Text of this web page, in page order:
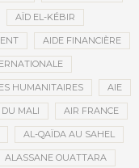
AÏD EL-KÉBIR
AIDE FINANCIÈRE
HUMANITAIRES AIE
DU MALI AIR FRANCE
AL-QAÏDA AU SAHEL
ALASSANE OUATTARA